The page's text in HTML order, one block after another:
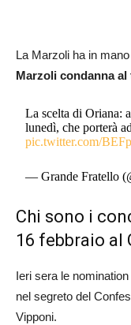
La Marzoli ha in
Marzoli condanna
La scelta di Oriana:
lunedì, che porterà
pic.twitter.com/
— Grande Fratello
Chi sono i
16 febbraio al
Ieri sera le
nel segreto del
Vipponi.